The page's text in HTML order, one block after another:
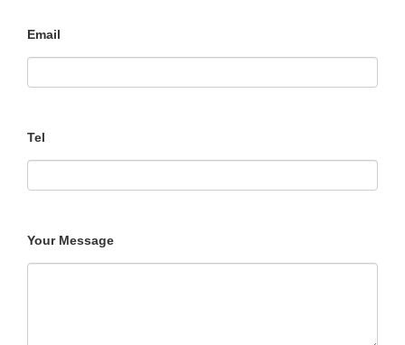
Email
Tel
Your Message